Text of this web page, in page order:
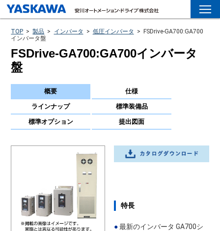
TOP > 製品 > インバータ > 低圧インバータ >
FSDrive-GA700:GA700
インバータ盤
FSDrive-GA700:GA700インバータ
盤
概要 仕様
ラインナップ 標準装備品
標準オプション 提出図面
特長
●最新のインバータ GA700シ